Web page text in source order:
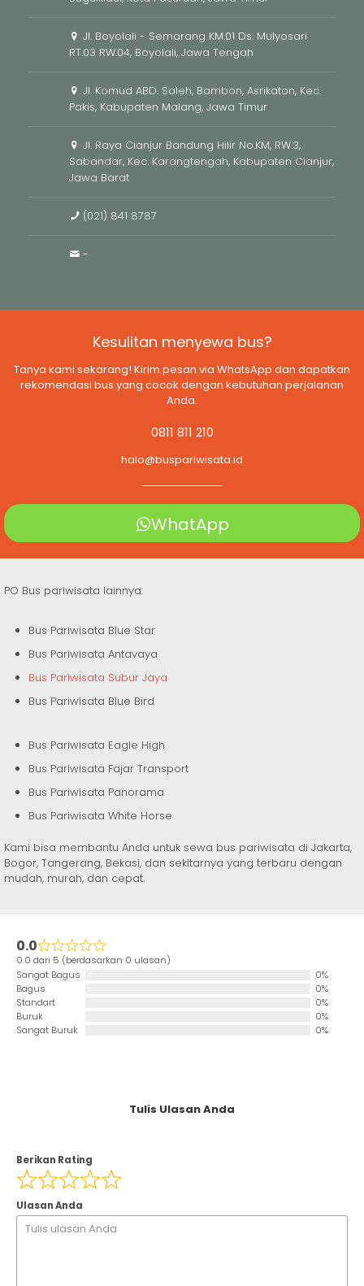
Jl. Boyolali - Semarang KM.01 Ds. Mulyosari
RT.03 RW.04, Boyolali, Jawa Tengah
Jl. Komud ABD. Saleh, Bambon, Asrikaton, Kec.
Pakis, Kabupaten Malang, Jawa Timur
Jl. Raya Cianjur Bandung Hilir No.KM, RW.3,
Sabandar, Kec. Karangtengah, Kabupaten Cianjur,
Jawa Barat
(021) 841 8787
-
Kesulitan menyewa bus?
Tanya kami sekarang! Kirim pesan via WhatsApp dan dapatkan
rekomendasi bus yang cocok dengan kebutuhan perjalanan
Anda.
0811 811 210
halo@buspariwisata.id
WhatApp
PO Bus pariwisata lainnya:
Bus Pariwisata Blue Star
Bus Pariwisata Antavaya
Bus Pariwisata Subur Jaya
Bus Pariwisata Blue Bird
Bus Pariwisata Eagle High
Bus Pariwisata Fajar Transport
Bus Pariwisata Panorama
Bus Pariwisata White Horse
Kami bisa membantu Anda untuk sewa bus pariwisata di Jakarta,
Bogor, Tangerang, Bekasi, dan sekitarnya yang terbaru dengan
mudah, murah, dan cepat.
0.0
0.0 dari 5 (berdasarkan 0 ulasan)
Sangat Bagus
0%
Bagus
0%
Standart
0%
Buruk
0%
Sangat Buruk
0%
Tulis Ulasan Anda
Berikan Rating
Ulasan Anda